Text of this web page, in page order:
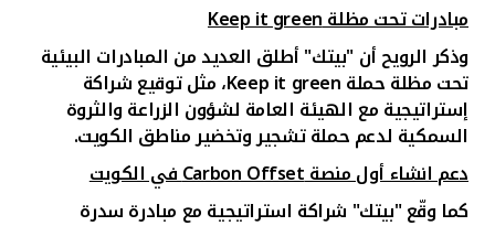
مبادرات تحت مظلةKeep it green
وذكر الرويح أن "بيتك" أطلق العديد من المبادرات البيئية
تحت مظلة حملةKeep it green، مثل توقيع شراكة
إستراتيجية مع الهيئة العامة لشؤون الزراعة والثروة
السمكية لدعم حملة تشجير وتخضير مناطق الكويت.
دعم انشاء أول منصةCarbon Offsetفي الكويت
كما وقّع "بيتك" شراكة استراتيجية مع مبادرة سدرة